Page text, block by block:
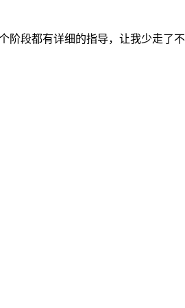
阶段都有详细的指导，让我少走了